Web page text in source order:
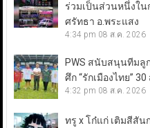
ร่วมเป็นส่วนหนึ่งใ
ศรัทธา อ.พระแสง
4:34 pm 08 ส.ค. 2026
PWS สนับสนุนทีมลู
ศึก “รักเมืองไทย”
4:32 pm 08 ส.ค. 2026
ทรู x โก๋แก่ เติมสีสัน